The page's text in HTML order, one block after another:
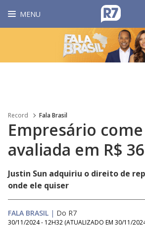
MENU
Record Fala Brasil
Empresário
avaliada em R$
Justin Sun adquiriu o direito de
onde ele quiser
FALA BRASIL | Do R7
30/11/2024 - 12H32 (ATUALIZADO EM 30/11/